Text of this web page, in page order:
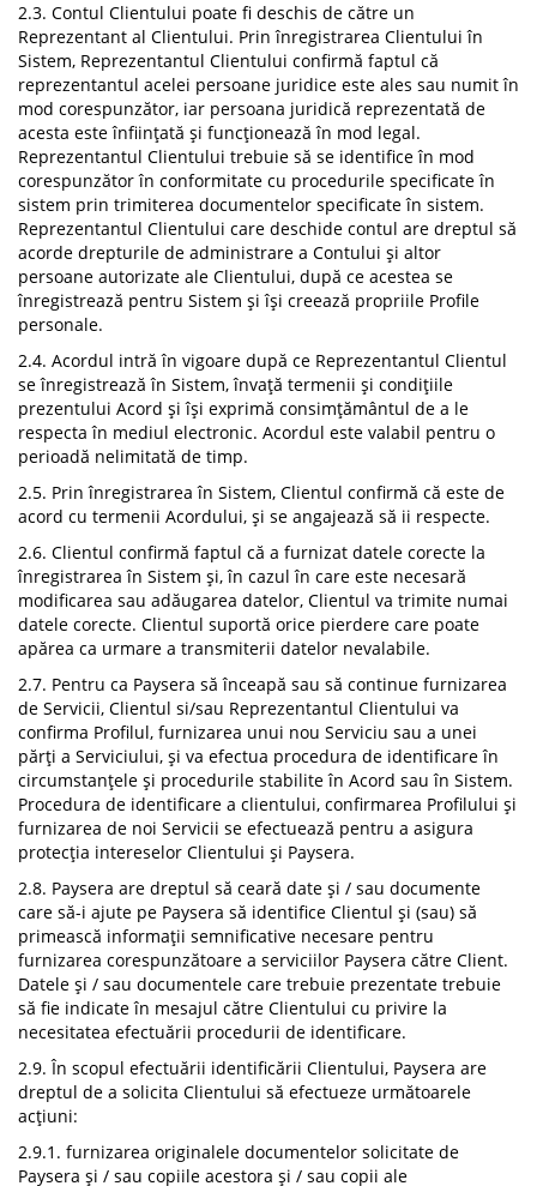
2.3. Contul Clientului poate fi deschis de către un
Reprezentant al Clientului. Prin înregistrarea Clientului în
Sistem, Reprezentantul Clientului confirmă faptul că
reprezentantul acelei persoane juridice este ales sau numit în
mod corespunzător, iar persoana juridică reprezentată de
acesta este înființată și funcționează în mod legal.
Reprezentantul Clientului trebuie să se identifice în mod
corespunzător în conformitate cu procedurile specificate în
sistem prin trimiterea documentelor specificate în sistem.
Reprezentantul Clientului care deschide contul are dreptul să
acorde drepturile de administrare a Contului și altor
persoane autorizate ale Clientului, după ce acestea se
înregistrează pentru Sistem și își creează propriile Profile
personale.
2.4. Acordul intră în vigoare după ce Reprezentantul Clientul
se înregistrează în Sistem, învață termenii și condițiile
prezentului Acord și își exprimă consimțământul de a le
respecta în mediul electronic. Acordul este valabil pentru o
perioadă nelimitată de timp.
2.5. Prin înregistrarea în Sistem, Clientul confirmă că este de
acord cu termenii Acordului, și se angajează să ii respecte.
2.6. Clientul confirmă faptul că a furnizat datele corecte la
înregistrarea în Sistem și, în cazul în care este necesară
modificarea sau adăugarea datelor, Clientul va trimite numai
datele corecte. Clientul suportă orice pierdere care poate
apărea ca urmare a transmiterii datelor nevalabile.
2.7. Pentru ca Paysera să înceapă sau să continue furnizarea
de Servicii, Clientul si/sau Reprezentantul Clientului va
confirma Profilul, furnizarea unui nou Serviciu sau a unei
părți a Serviciului, și va efectua procedura de identificare în
circumstanțele și procedurile stabilite în Acord sau în Sistem.
Procedura de identificare a clientului, confirmarea Profilului și
furnizarea de noi Servicii se efectuează pentru a asigura
protecția intereselor Clientului și Paysera.
2.8. Paysera are dreptul să ceară date și / sau documente
care să-i ajute pe Paysera să identifice Clientul și (sau) să
primească informații semnificative necesare pentru
furnizarea corespunzătoare a serviciilor Paysera către Client.
Datele și / sau documentele care trebuie prezentate trebuie
să fie indicate în mesajul către Clientului cu privire la
necesitatea efectuării procedurii de identificare.
2.9. În scopul efectuării identificării Clientului, Paysera are
dreptul de a solicita Clientului să efectueze următoarele
acțiuni:
2.9.1. furnizarea originalele documentelor solicitate de
Paysera și / sau copiile acestora și / sau copii ale